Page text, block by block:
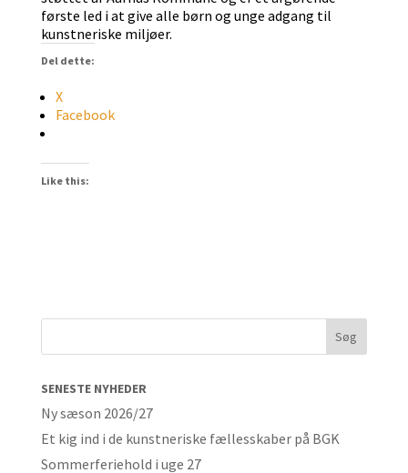
første led i at give alle børn og unge adgang til
kunstneriske miljøer.
Del dette:
X
Facebook
Like this:
SENESTE NYHEDER
Ny sæson 2026/27
Et kig ind i de kunstneriske fællesskaber på BGK
Sommerferiehold i uge 27